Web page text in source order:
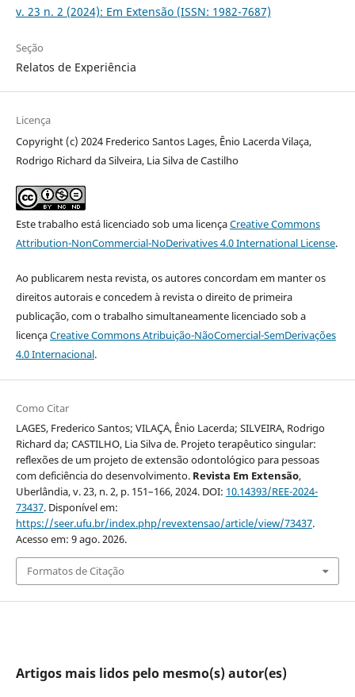
v. 23 n. 2 (2024): Em Extensão (ISSN: 1982-7687)
Seção
Relatos de Experiência
Licença
Copyright (c) 2024 Frederico Santos Lages, Ênio Lacerda Vilaça,
Rodrigo Richard da Silveira, Lia Silva de Castilho
Este trabalho está licenciado sob uma licençaCreative Commons
Attribution-NonCommercial-NoDerivatives 4.0 International License.
Ao publicarem nesta revista, os autores concordam em manter os
direitos autorais e concedem à revista o direito de primeira
publicação, com o trabalho simultaneamente licenciado sob a
licençaCreative Commons Atribuição-NãoComercial-SemDerivações
4.0 Internacional.
Como Citar
LAGES, Frederico Santos; VILAÇA, Ênio Lacerda; SILVEIRA, Rodrigo
Richard da; CASTILHO, Lia Silva de. Projeto terapêutico singular:
reflexões de um projeto de extensão odontológico para pessoas
com deficiência do desenvolvimento. Revista Em Extensão,
Uberlândia, v. 23, n. 2, p. 151–166, 2024. DOI: 10.14393/REE-2024-
73437. Disponível em:
https://seer.ufu.br/index.php/revextensao/article/view/73437.
Acesso em: 9 ago. 2026.
Formatos de Citação
Artigos mais lidos pelo mesmo(s) autor(es)